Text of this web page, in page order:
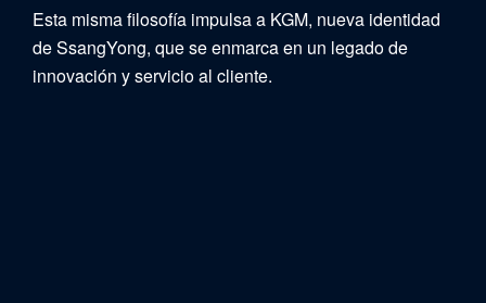
Esta misma filosofía impulsa a KGM, nueva identidad
de SsangYong, que se enmarca en un legado de
innovación y servicio al cliente.